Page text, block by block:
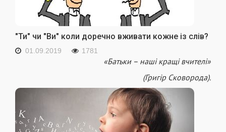
"Ти" чи "Ви" коли доречно вживати кожне із слів?
01.09.2019 1781
«Батьки – наші кращі вчителі»
(Григір Сковорода).